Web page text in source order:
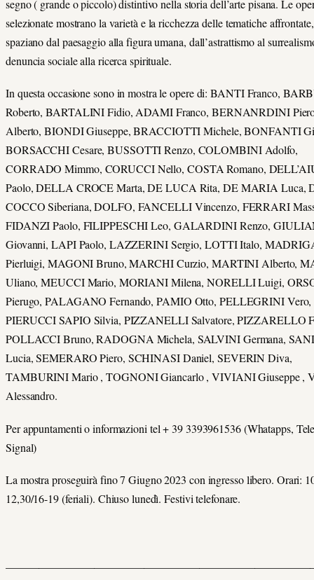
segno ( grande o piccolo) distintivo nella storia dell’arte pisana. Le
selezionate mostrano la varietà e la ricchezza delle tematiche
spaziano dal paesaggio alla figura umana, dall’astrattismo al
denuncia sociale alla ricerca spirituale.
In questa occasione sono in mostra le opere di: BANTI Franco,
Roberto, BARTALINI Fidio, ADAMI Franco, BERNANRDINI
Alberto, BIONDI Giuseppe, BRACCIOTTI Michele, BONFANTI
BORSACCHI Cesare, BUSSOTTI Renzo, COLOMBINI Adolfo,
CORRADO Mimmo, CORUCCI Nello, COSTA Romano,
Paolo, DELLA CROCE Marta, DE LUCA Rita, DE MARIA Luca,
COCCO Siberiana, DOLFO, FANCELLI Vincenzo, FERRARI
FIDANZI Paolo, FILIPPESCHI Leo, GALARDINI Renzo,
Giovanni, LAPI Paolo, LAZZERINI Sergio, LOTTI Italo,
Pierluigi, MAGONI Bruno, MARCHI Curzio, MARTINI Alberto,
Uliano, MEUCCI Mario, MORIANI Milena, NORELLI Luigi,
Pierugo, PALAGANO Fernando, PAMIO Otto, PELLEGRINI Vero,
PIERUCCI SAPIO Silvia, PIZZANELLI Salvatore, PIZZARELLO
POLLACCI Bruno, RADOGNA Michela, SALVINI Germana,
Lucia, SEMERARO Piero, SCHINASI Daniel, SEVERIN Diva,
TAMBURINI Mario , TOGNONI Giancarlo , VIVIANI Giuseppe ,
Alessandro.
Per appuntamenti o informazioni tel + 39 3393961536 (Whatapps,
Signal)
La mostra proseguirà fino 7 Giugno 2023 con ingresso libero. Orari:
12,30/16-19 (feriali). Chiuso lunedì. Festivi telefonare.